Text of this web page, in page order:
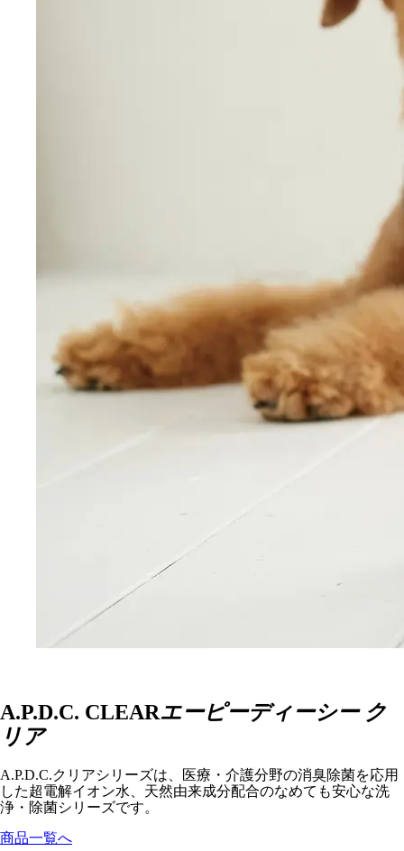
A.P.D.C. CLEARエーピーディーシー ク
リア
A.P.D.C.クリアシリーズは、医療・介護分野の消臭除菌を応用
した超電解イオン水、天然由来成分配合のなめても安心な洗
浄・除菌シリーズです。
商品一覧へ